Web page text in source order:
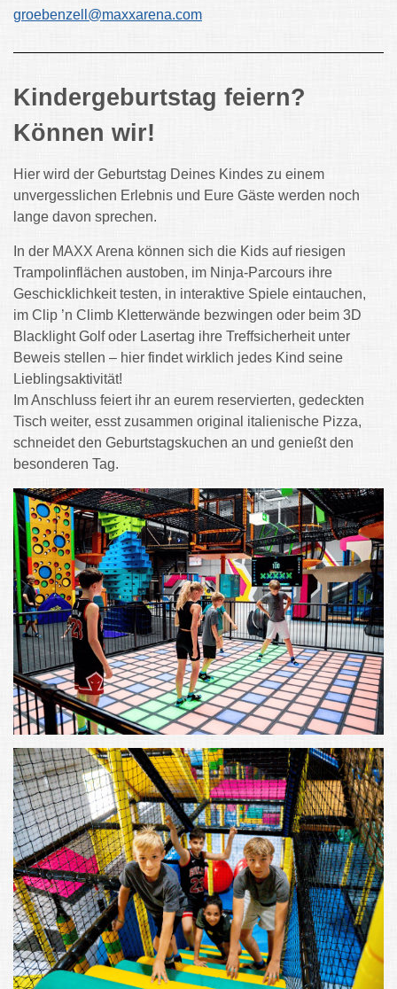
groebenzell@maxxarena.com
Kindergeburtstag feiern?
Können wir!
Hier wird der Geburtstag Deines Kindes zu einem
unvergesslichen Erlebnis und Eure Gäste werden noch
lange davon sprechen.
In der MAXX Arena können sich die Kids auf riesigen
Trampolinflächen austoben, im Ninja-Parcours ihre
Geschicklichkeit testen, in interaktive Spiele eintauchen,
im Clip ’n Climb Kletterwände bezwingen oder beim 3D
Blacklight Golf oder Lasertag ihre Treffsicherheit unter
Beweis stellen – hier findet wirklich jedes Kind seine
Lieblingsaktivität!
Im Anschluss feiert ihr an eurem reservierten, gedeckten
Tisch weiter, esst zusammen original italienische Pizza,
schneidet den Geburtstagskuchen an und genießt den
besonderen Tag.